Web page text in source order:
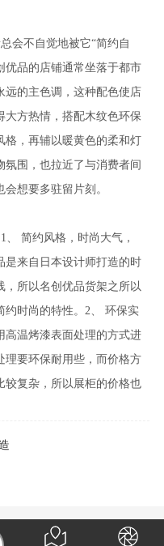
会不自觉地被它“简约自
优品的店铺通常坐落于都市
远的主色调，这种配色使店
大方热情，搭配木纹色环保
格，再辅以暖黄色的柔和灯
围，也拉近了与消费者间
想要多驻留片刻。
简约风格，时尚大气，
是来自日本设计师打造的时
，所以名创优品货架之所以
时尚的特性。2、 环保实
高温烤漆表面处理的方式进
理要环保耐用些，而价格方
较复杂，所以展柜的价格也